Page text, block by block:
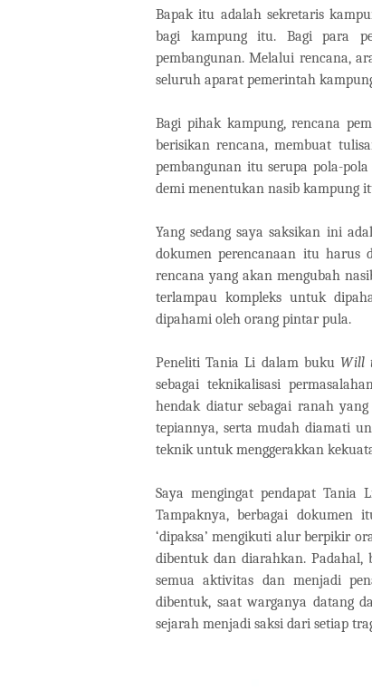
Bapak itu adalah sekretaris
bagi kampung itu. Bagi para
pembangunan. Melalui rencana,
seluruh aparat pemerintah
Bagi pihak kampung, rencana
berisikan rencana, membuat
pembangunan itu serupa pola-
demi menentukan nasib kampung
Yang sedang saya saksikan ini
dokumen perencanaan itu harus
rencana yang akan mengubah
terlampau kompleks untuk
dipahami oleh orang pintar pula.
Peneliti Tania Li dalam buku Will
sebagai teknikalisasi
hendak diatur sebagai ranah
tepiannya, serta mudah diamati
teknik untuk menggerakkan
Saya mengingat pendapat Tania
Tampaknya, berbagai dokumen
‘dipaksa’ mengikuti alur berpikir
dibentuk dan diarahkan. Padahal,
semua aktivitas dan menjadi
dibentuk, saat warganya datang
sejarah menjadi saksi dari setiap